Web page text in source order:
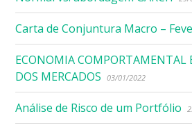
Carta de Conjuntura Macro –
ECONOMIA COMPORTAMENTAL
DOS MERCADOS
03/01/2022
Análise de Risco de um Portfólio